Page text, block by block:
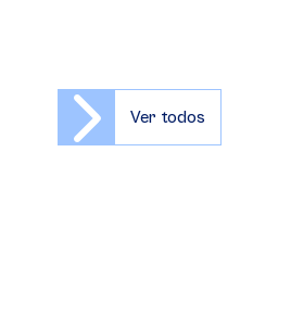
Ver todos